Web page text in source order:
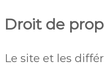
Droit de
Le site et les